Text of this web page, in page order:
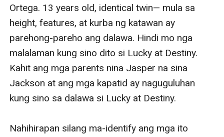
Ortega. 13 years old, identical twin— mula sa
height, features, at kurba ng katawan ay
parehong-pareho ang dalawa. Hindi mo nga
malalaman kung sino dito si Lucky at Destiny.
Kahit ang mga parents nina Jasper na sina
Jackson at ang mga kapatid ay naguguluhan
kung sino sa dalawa si Lucky at Destiny.
Nahihirapan silang ma-identify ang mga ito